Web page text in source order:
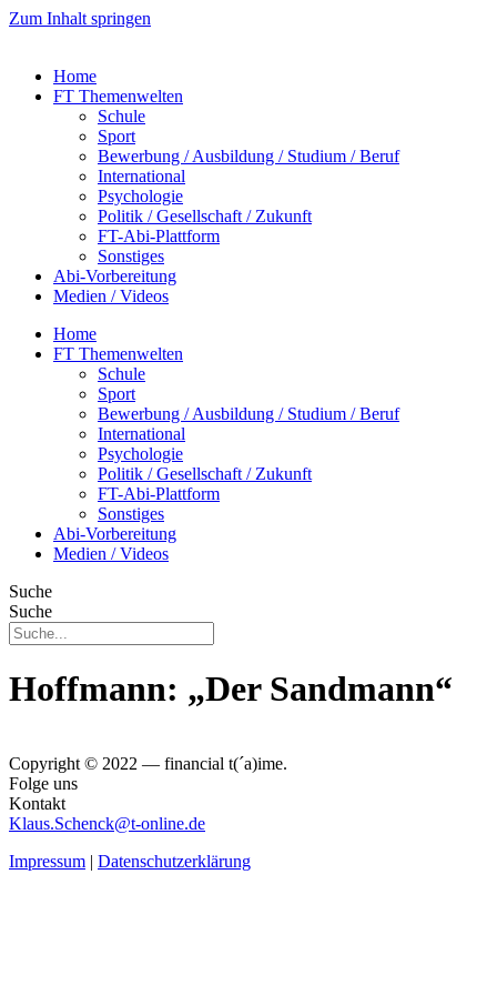
Zum Inhalt springen
Home
FT Themenwelten
Schule
Sport
Bewerbung / Ausbildung / Studium / Beruf
International
Psychologie
Politik / Gesellschaft / Zukunft
FT-Abi-Plattform
Sonstiges
Abi-Vorbereitung
Medien / Videos
Home
FT Themenwelten
Schule
Sport
Bewerbung / Ausbildung / Studium / Beruf
International
Psychologie
Politik / Gesellschaft / Zukunft
FT-Abi-Plattform
Sonstiges
Abi-Vorbereitung
Medien / Videos
Suche
Suche
Hoffmann: „Der Sandmann“
Copyright © 2022 — financial t(´a)ime.
Folge uns
Kontakt
Klaus.Schenck@t-online.de
Impressum | Datenschutzerklärung